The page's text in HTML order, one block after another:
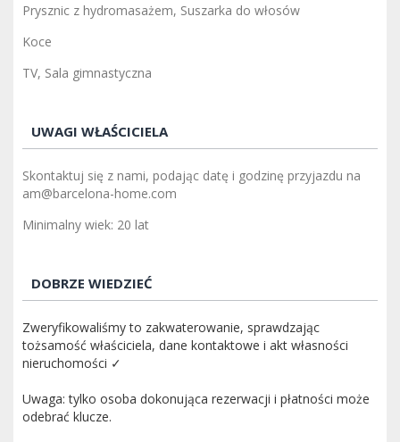
Prysznic z hydromasażem, Suszarka do włosów
Koce
TV, Sala gimnastyczna
UWAGI WŁAŚCICIELA
Skontaktuj się z nami, podając datę i godzinę przyjazdu na
am@barcelona-home.com
Minimalny wiek: 20 lat
DOBRZE WIEDZIEĆ
Zweryfikowaliśmy to zakwaterowanie, sprawdzając
tożsamość właściciela, dane kontaktowe i akt własności
nieruchomości ✓
Uwaga: tylko osoba dokonująca rezerwacji i płatności może
odebrać klucze.